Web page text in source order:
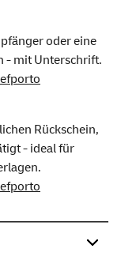
oder eine
- mit Unterschrift.
Rückschein,
- ideal für